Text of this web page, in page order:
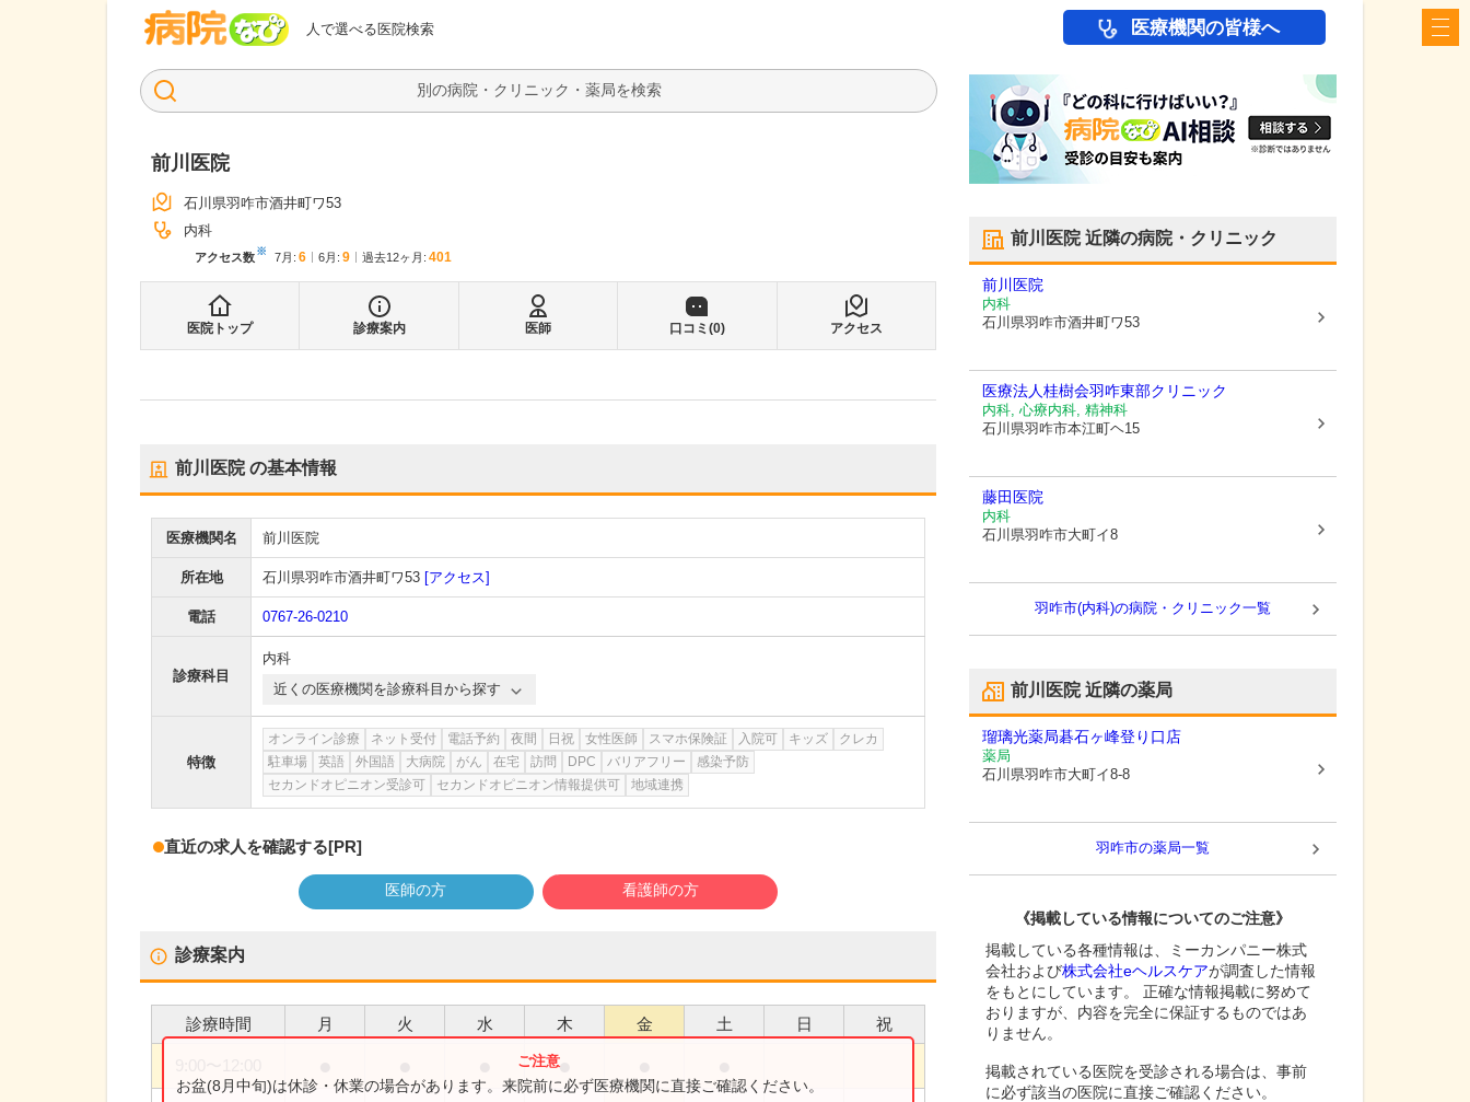
人で選べる医院検索
病院なび 医療機関の皆様へ
検索
前川医院
石川県羽咋市酒井町ワ53
内科
アクセス数※ 7月 : 6 6月 : 9 過去12ヶ月: 401
医院トップ 診療案内 医師 口コミ(0) アクセス
前川医院の基本情報
医療機関名 前川医院
所在地 石川県羽咋市酒井町ワ53 [アクセス]
電話 0767-26-0210
診療科目
内科
近くの医療機関を診療科目から探す
特徴
オンライン診療 ネット受付 電話予約 夜間 日祝 女性医師 スマホ保険証 入院可 キッズ
クレカ
駐車場
英語 外国語 大病院 がん 在宅 訪問 DPC バリアフリー
感染予防
セカンドオピニオン受診可
セカンドオピニオン情報提供可 地域連携
直近の求人を確認する[PR]
医師の方 看護師の方
診療案内
診療時間 月 火 水 木 金 土 日 祝
●
お盆(8月中旬)は休診・休業の場合があります。来院前に必ず医療機関に直接ご確認ください。
前川医院近隣の病院・クリニック
前川医院
内科
石川県羽咋市酒井町ワ53
医療法人桂樹会羽咋東部クリニック
内科, 心療内科, 精神科
石川県羽咋市本江町ヘ15
藤田医院
内科
石川県羽咋市大町イ8
羽咋市(内科)の病院・クリニック一覧
前川医院近隣の薬局
瑠璃光薬局碁石ヶ峰登り口店
薬局
石川県羽咋市大町イ8-8
羽咋市の薬局一覧
《掲載している情報についてのご注意》
掲載している各種情報は、ミーカンパニー株式
会社および株式会社eヘルスケアが調査した情報
をもとにしています。 正確な情報掲載に努めて
おりますが、内容を完全に保証するものではあ
りません。
掲載されている医院を受診される場合は、事前
に必ず該当の医院に直接ご確認ください。